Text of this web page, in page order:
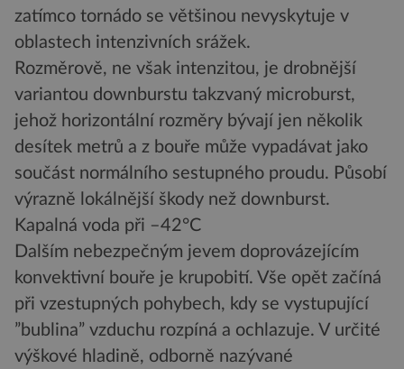
zatímco tornádo se většinou nevyskytuje v
oblastech intenzivních srážek.
Rozměrově, ne však intenzitou, je drobnější
variantou downburstu takzvaný microburst,
jehož horizontální rozměry bývají jen několik
desítek metrů a z bouře může vypadávat jako
součást normálního sestupného proudu. Působí
výrazně lokálnější škody než downburst.
Kapalná voda při –42°C
Dalším nebezpečným jevem doprovázejícím
konvektivní bouře je krupobití. Vše opět začíná
při vzestupných pohybech, kdy se vystupující
”bublina” vzduchu rozpíná a ochlazuje. V určité
výškové hladině, odborně nazývané